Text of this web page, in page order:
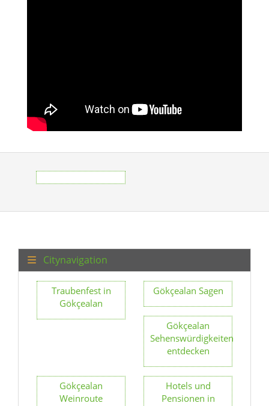
Citynavigation
Traubenfest in
Gökçealan
Gökçealan Sagen
Gökçealan
Sehenswürdigkeiten
entdecken
Gökçealan
Weinroute
Hotels und
Pensionen in